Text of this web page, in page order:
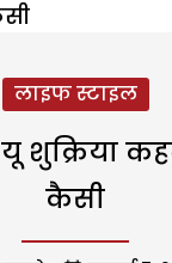
लाइफ स्टाइल
शुक्रिया
कैसी